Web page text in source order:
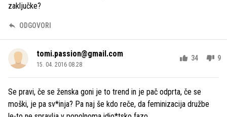
zaključke?
ODGOVORI
tomi.passion@gmail.com
15. 04. 2016 08.28
34 9
Se pravi, če se ženska goni je to trend in je pač odprta, če se
moški, je pa sv*inja? Pa naj še kdo reče, da feminizacija družbe